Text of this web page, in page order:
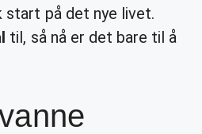
start på det nye livet.
til, så nå er det bare til å